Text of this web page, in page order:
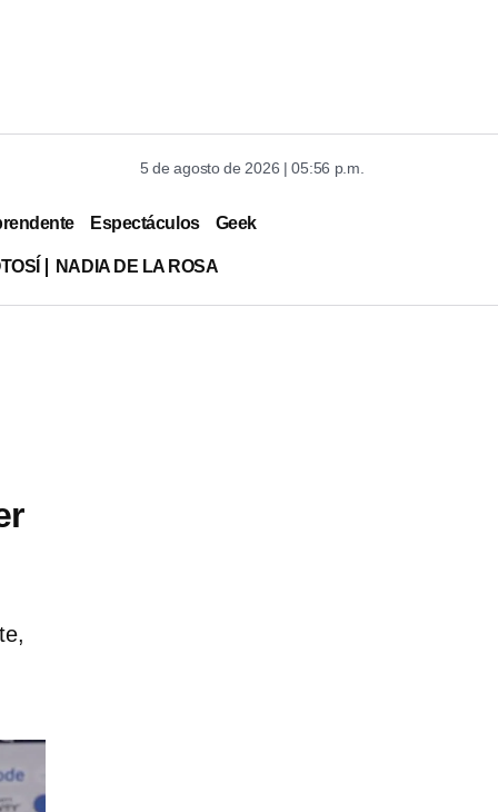
5 de agosto de 2026 | 05:56 p.m.
Espectáculos Geek
NADIA DE LA ROSA